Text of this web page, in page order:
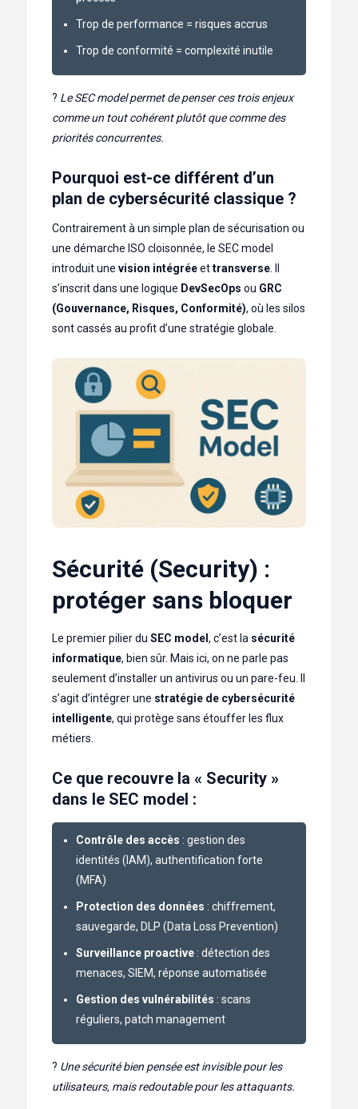
Trop de performance = risques accrus
Trop de conformité = complexité inutile
? Le SEC model permet de penser ces trois enjeux
comme un tout cohérent plutôt que comme des
priorités concurrentes.
Pourquoi est-ce différent d’un
plan de cybersécurité classique ?
Contrairement à un simple plan de sécurisation ou
une démarche ISO cloisonnée, le SEC model
introduit une vision intégréeettransverse
s’inscrit dans une logique DevSecOps ou GRC
(Gouvernance, Risques, Conformité), où les silos
sont cassés au profit d’une stratégie globale.
Sécurité (Security) :
protéger sans bloquer
Le premier pilier du SEC model , c’est la sécurité
informatique, bien sûr. Mais ici, on ne parle pas
seulement d’installer un antivirus ou un pare-feu. Il
s’agit d’intégrer une stratégie de cybersécurité
intelligente, qui protège sans étouffer les flux
métiers.
Ce que recouvre la « Security »
dans le SEC model :
Contrôle des accès : gestion des
identités (IAM), authentification forte
(MFA)
Protection des données : chiffrement,
sauvegarde, DLP (Data Loss Prevention)
Surveillance proactive : détection des
menaces, SIEM, réponse automatisée
Gestion des vulnérabilités : scans
réguliers, patch management
? Une sécurité bien pensée est invisible pour les
utilisateurs, mais redoutable pour les attaquants.